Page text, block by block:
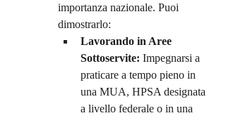
importanza nazionale. Puoi
dimostrarlo:
Lavorando in Aree
Sottoservite: Impegnarsi a
praticare a tempo pieno in
una MUA, HPSA designata
a livello federale o in una